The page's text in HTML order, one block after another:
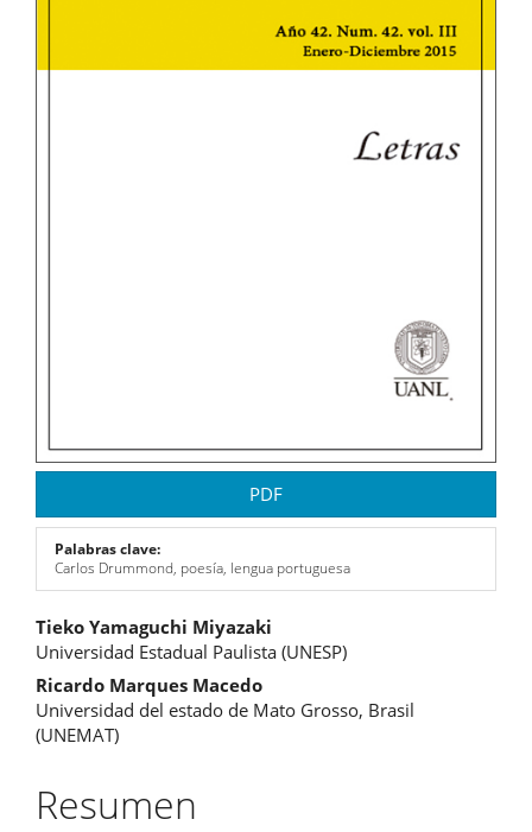
PDF
Palabras clave:
Carlos Drummond, poesía, lengua portuguesa
Contenido
principal
del
artículo
Tieko Yamaguchi Miyazaki
Universidad Estadual Paulista (UNESP)
Ricardo Marques Macedo
Universidad del estado de Mato Grosso, Brasil
(UNEMAT)
Resumen